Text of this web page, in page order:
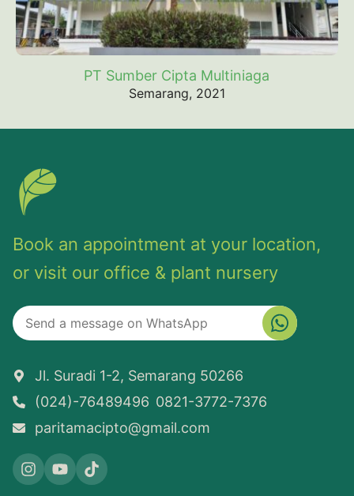
PT Sumber Cipta Multiniaga
Semarang, 2021
Book an appointment at your location,
or visit our office & plant nursery
Jl. Suradi 1-2, Semarang 50266
(024)-76489496 0821-3772-7376
paritamacipto@gmail.com